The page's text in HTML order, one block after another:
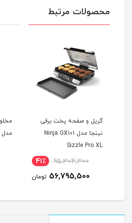
محصولات مرتبط
گریل و صفحه پخت برقی
نینجا مدل Ninja GX101
Sizzle Pro XL
95,304,300 41٪
56,795,500 تومان
مدل TB201